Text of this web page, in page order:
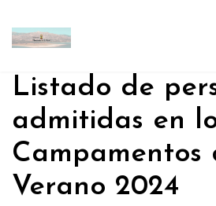
Listado de
admitidas en
Campamentos
Verano 2024